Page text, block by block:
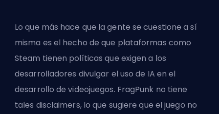
Lo que más hace que la gente se cuestione a sí
misma es el hecho de que plataformas como
Steam tienen políticas que exigen a los
desarrolladores divulgar el uso de IA en el
desarrollo de videojuegos. FragPunk no tiene
tales disclaimers, lo que sugiere que el juego no